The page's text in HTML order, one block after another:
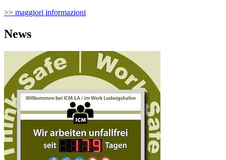
>> maggiori informazioni
News